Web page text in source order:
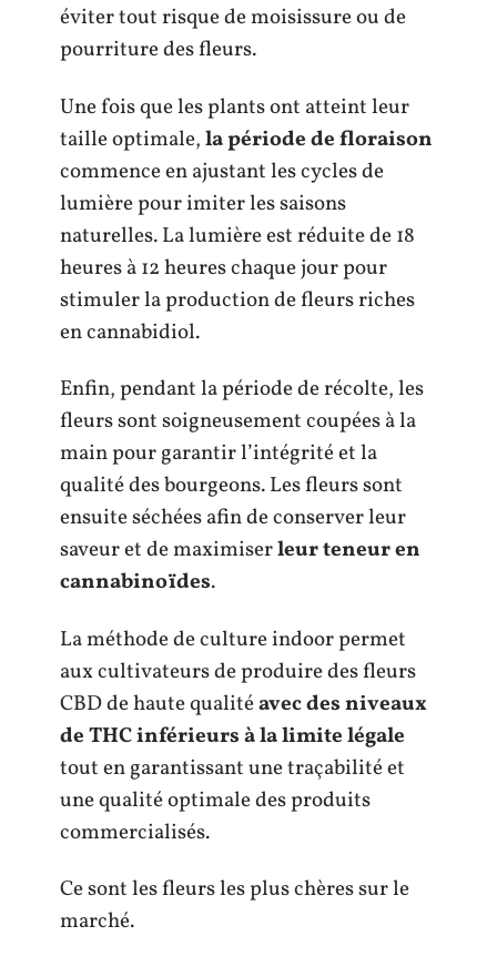
éviter tout risque de moisissure ou de
pourriture des fleurs.
Une fois que les plants ont atteint leur
taille optimale,la période de floraison
commence en ajustant les cycles de
lumière pour imiter les saisons
naturelles. La lumière est réduite de 18
heures à 12 heures chaque jour pour
stimuler la production de fleurs riches
en cannabidiol.
Enfin, pendant la période de récolte, les
fleurs sont soigneusement coupées à la
main pour garantir l’intégrité et la
qualité des bourgeons. Les fleurs sont
ensuite séchées afin de conserver leur
saveur et de maximiserleur teneur en
cannabinoïdes.
La méthode de culture indoor permet
aux cultivateurs de produire des fleurs
CBD de haute qualitéavec des niveaux
de THC inférieurs à la limite légale
tout en garantissant une traçabilité et
une qualité optimale des produits
commercialisés.
Ce sont les fleurs les plus chères sur le
marché.